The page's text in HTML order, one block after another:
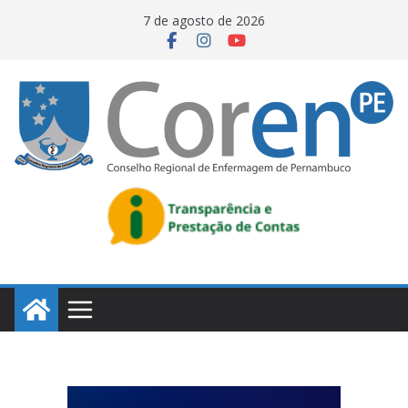
7 de agosto de 2026